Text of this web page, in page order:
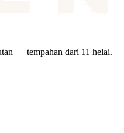
— tempahan dari 11 helai.